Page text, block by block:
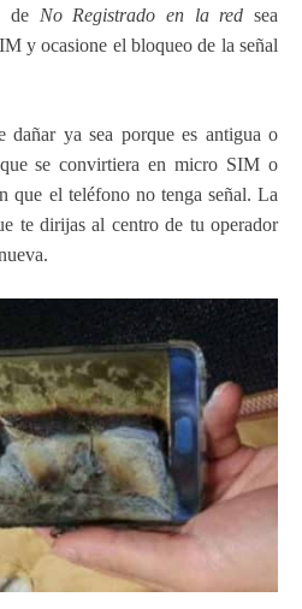
de No Registrado en la red sea
y ocasione el bloqueo de la señal
dañar ya sea porque es antigua o
se convirtiera en micro SIM o
que el teléfono no tenga señal. La
te dirijas al centro de tu operador